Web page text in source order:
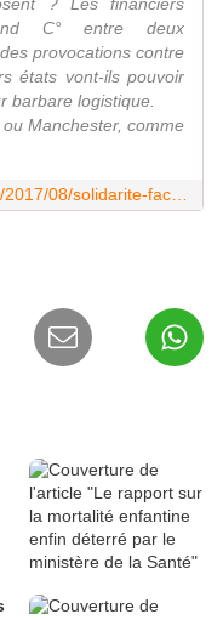
C° entre deux
provocations contre
états vont-ils pouvoir
barbare logistique.
Manchester, comme